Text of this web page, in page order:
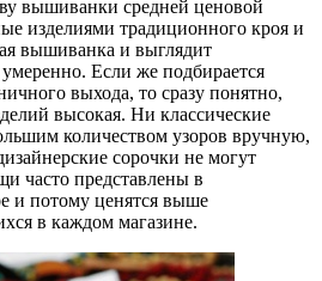
вышиванки средней ценовой
изделиями традиционного кроя и
вышиванка и выглядит
Если же подбирается
выхода, то сразу понятно,
высокая. Ни классические
количеством узоров вручную,
сорочки не могут
часто представлены в
и потому ценятся выше
в каждом магазине.